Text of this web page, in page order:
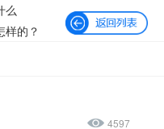
么
样的？
4597